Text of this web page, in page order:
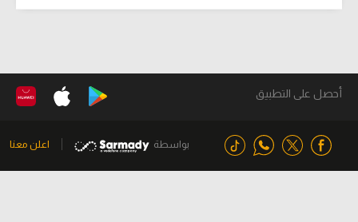
أحصل على التطبيق
بواسطة اعلن معنا